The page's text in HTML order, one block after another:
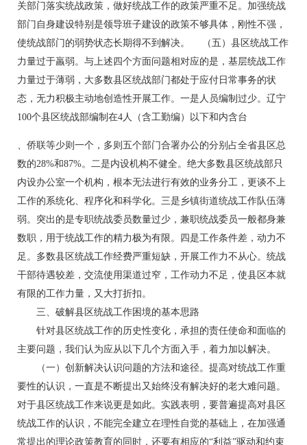
关部门落实统战政策，做好统战工作的政策严重不足。加强统战
部门自身建设特别是领导班子建设的政策不够具体，刚性不强，
使统战部门的弱势状态长期得不到解决。 （五）县区统战工作
力量过于羸弱。与上述四个方面问题相对应的是，基层统战工作
力量过于薄弱，大多数县区统战部门都处于应付日常事务的状
态，无力积极主动地创造性开展工作。一是人员编制过少。辽宁
100个县区统战部编制在4人（含工勤编）以下和内含台
、侨联等少则一个，多则五个部门合署办公的分别占全省县区总
数的28%和87%。二是内设机构不健全。绝大多数县区统战部只
内设办公室一个机构，根本无法进行有效的业务分工，更谈不上
工作的系统化、程序化和科学化。三是乡镇街道统战工作队伍薄
弱。突出的是专职统战委员数量过少，兼职统战委员一般都身兼
数职，用于统战工作的精力极为有限。四是工作条件差，动力不
足。多数县区统战工作经费严重短缺，开展工作力不从心。统战
干部待遇较差，交流使用渠道过窄，工作动力不足，使县区本就
有限的工作力量，又大打折扣。
三、破解县区统战工作困境的基本思路
针对县区统战工作的历史性变化，承担的责任使命和面临的
主要问题，我们认为应从以下几个方面入手，着力加以解决。
（一）创新解决认识问题的方法和途径。提高对统战工作重
要性的认识，一直是不断提出又始终没有解决好的老大难问题。
对于县区统战工作来说更是如此。实践表明，要普遍提高对县区
统战工作的认识，不能完全建立在理性自觉的基础上，在加强通
常提出的理论政策教育的同时，还要有相应的“利益”驱动和约束